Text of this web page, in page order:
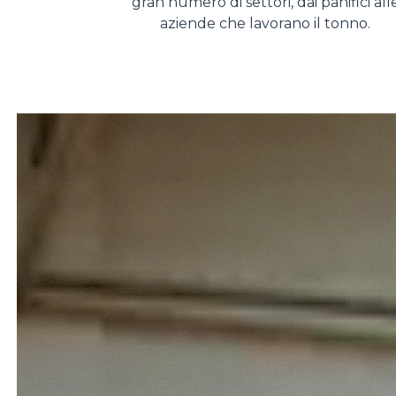
aziende che lavorano il tonno.